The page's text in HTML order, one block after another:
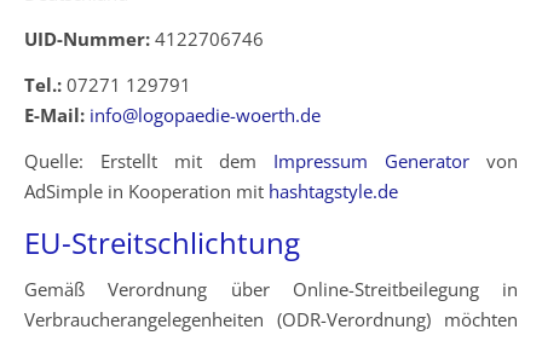
UID-Nummer: 4122706746
Tel.: 07271 129791
E-Mail: info@logopaedie-woerth.de
Quelle: Erstellt mit dem Impressum Generator von
AdSimple in Kooperation mit hashtagstyle.de
EU-Streitschlichtung
Gemäß Verordnung über Online-Streitbeilegung in
Verbraucherangelegenheiten (ODR-Verordnung) möchten